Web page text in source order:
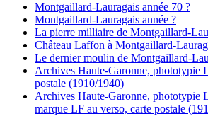
Montgaillard-Lauragais année 70 ?
Montgaillard-Lauragais année ?
La pierre milliaire de Montgaillard-
Château Laffon à Montgaillard-
Le dernier moulin de Montgaillard-
Archives Haute-Garonne, phototypie
postale (1910/1940)
Archives Haute-Garonne, phototypie
marque LF au verso, carte postale